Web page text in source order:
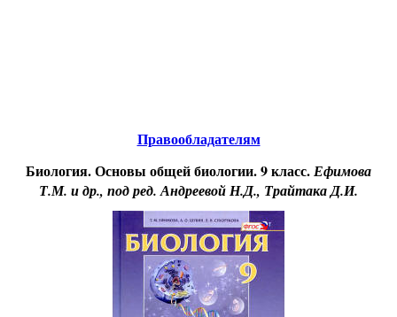
Правообладателям
Биология. Основы общей биологии. 9 класс.Ефимова
Т.М. и др., под ред. Андреевой Н.Д., Трайтака Д.И.